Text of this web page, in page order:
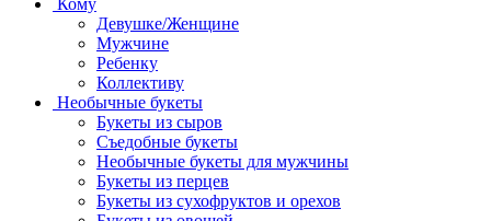
Кому
Девушке/Женщине
Мужчине
Ребенку
Коллективу
Необычные букеты
Букеты из сыров
Съедобные букеты
Необычные букеты для мужчины
Букеты из перцев
Букеты из сухофруктов и орехов